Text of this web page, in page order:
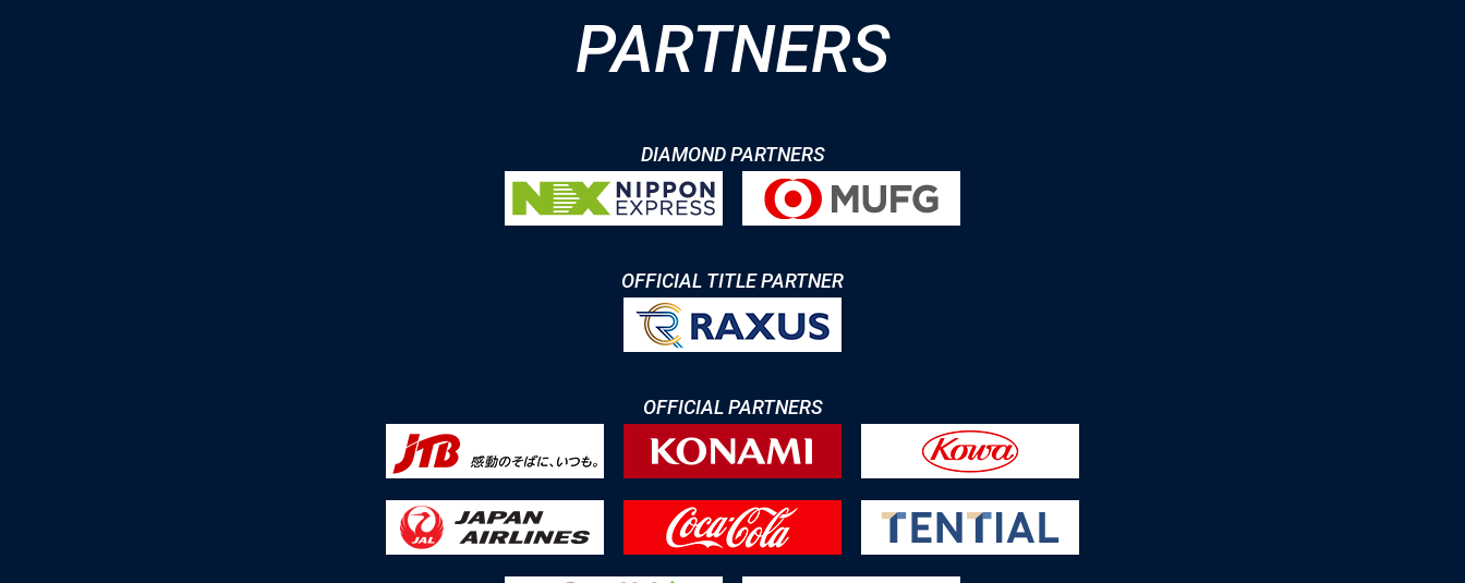
PARTNERS
DIAMOND PARTNERS
OFFICIAL TITLE PARTNER
OFFICIAL PARTNERS